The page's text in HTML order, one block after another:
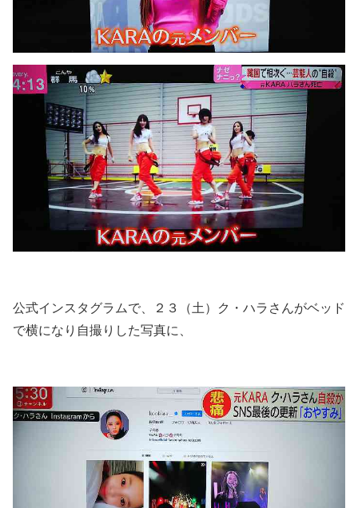
公式インスタグラムで、２３（土）ク・ハラさんがベッド
で横になり自撮りした写真に、